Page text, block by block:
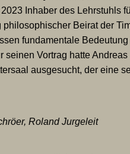
Inhaber des Lehrstuhls
Beirat der
fundamentale Bedeutung
seinen Vortrag hatte Andreas
ausgesucht, der eine
Roland Jurgeleit